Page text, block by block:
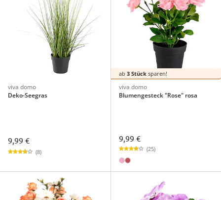
viva domo
Deko-Seegras
9,99 €
(8)
ab 3 Stücksparen!
viva domo
Blumengesteck "Rose" rosa
9,99 €
(25)